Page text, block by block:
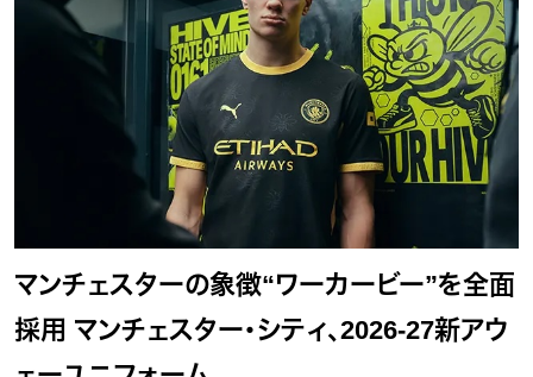
マンチェスターの象徴“ワーカービー”を全面
採用 マンチェスター・シティ、2026-27新アウ